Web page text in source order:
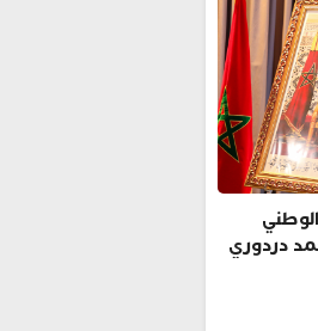
دردوري